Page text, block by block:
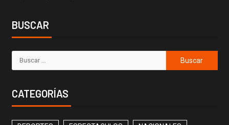
BUSCAR
CATEGORÍAS